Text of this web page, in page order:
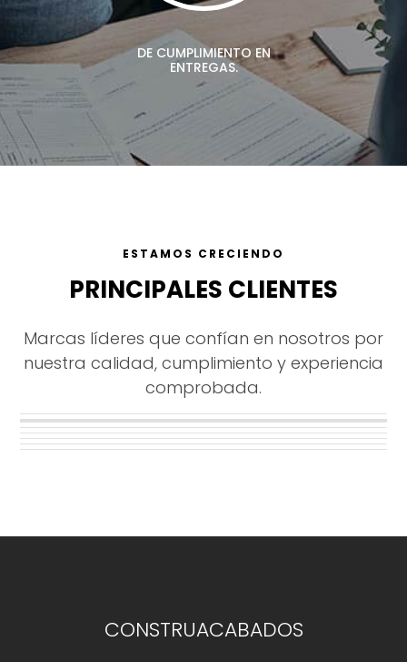
DE CUMPLIMIENTO EN
ENTREGAS.
ESTAMOS CRECIENDO
PRINCIPALES CLIENTES
Marcas líderes que confían en nosotros por
nuestra calidad, cumplimiento y experiencia
comprobada.
CONSTRUACABADOS